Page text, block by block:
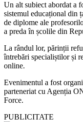
Un alt subiect abordat a
sistemul educațional din
de diplome ale
a preda în școlile din
La rândul lor, părinții
întrebări specialiștilor și
online.
Evenimentul a fost
parteneriat cu Agenția
Force.
PUBLICITATE